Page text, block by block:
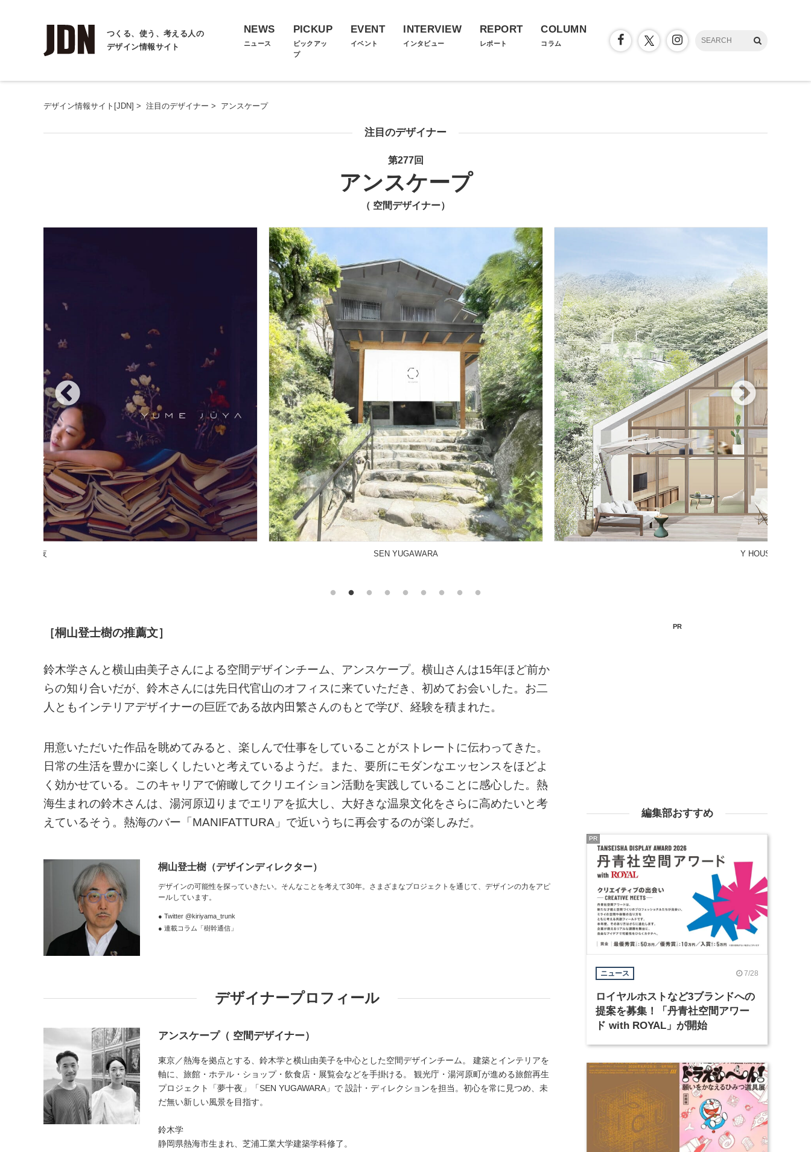
つくる、使う、考える人の
デザイン情報サイト
NEWS
ニュース
PICKUP
ピックアッ
プ
EVENT
イベント
INTERVIEW
インタビュー
REPORT
レポート
COLUMN
コラム
デザイン情報サイト[JDN] > 注目のデザイナー > アンスケープ
注目のデザイナー
第277回
アンスケープ
（ 空間デザイナー）
SEN YUGAWARA Y HOUSE
［桐山登士樹の推薦文］
鈴木学さんと横山由美子さんによる空間デザインチーム、アンスケープ。横山さんは15年ほど前か
らの知り合いだが、鈴木さんには先日代官山のオフィスに来ていただき、初めてお会いした。お二
人ともインテリアデザイナーの巨匠である故内田繁さんのもとで学び、経験を積まれた。
用意いただいた作品を眺めてみると、楽しんで仕事をしていることがストレートに伝わってきた。
日常の生活を豊かに楽しくしたいと考えているようだ。また、要所にモダンなエッセンスをほどよ
く効かせている。このキャリアで俯瞰してクリエイション活動を実践していることに感心した。熱
海生まれの鈴木さんは、湯河原辺りまでエリアを拡大し、大好きな温泉文化をさらに高めたいと考
えているそう。熱海のバー「MANIFATTURA」で近いうちに再会するのが楽しみだ。
桐山登士樹 （デザインディレクター）
デザインの可能性を探っていきたい。そんなことを考えて30年。さまざまなプロジェクトを通じて、デザインの力をアピ
ールしています。
● Twitter @kiriyama_trunk
● 連載コラム「樹幹通信」
デザイナープロフィール
アンスケープ（ 空間デザイナー）
東京／熱海を拠点とする、鈴木学と横山由美子を中心とした空間デザインチーム。 建築とインテリアを
軸に、旅館・ホテル・ショップ・飲食店・展覧会などを手掛ける。 観光庁・湯河原町が進める旅館再生
プロジェクト「夢十夜」「SEN YUGAWARA」で 設計・ディレクションを担当。初心を常に見つめ、未
だ無い新しい風景を目指す。
鈴木学
静岡県熱海市生まれ、芝浦工業大学建築学科修了。
PR
編集部おすすめ
ニュース 7/28
ロイヤルホストなど3ブランドへの
提案を募集！「丹青社空間アワー
ド with ROYAL」が開始
PR